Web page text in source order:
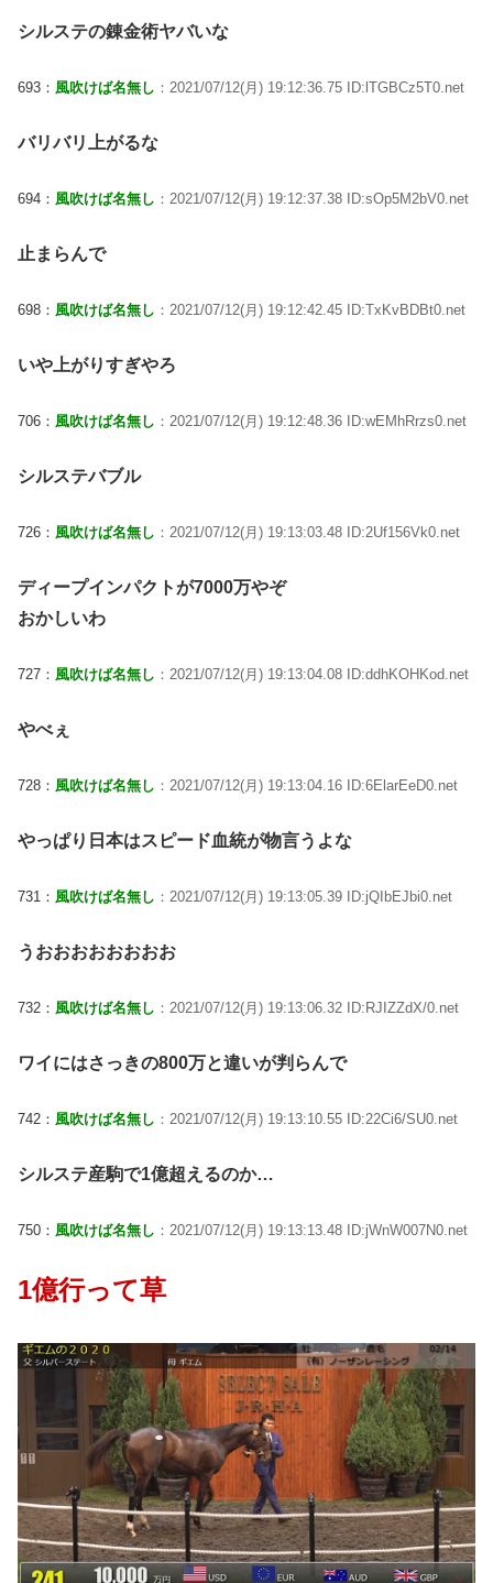
シルステの錬金術ヤバいな
693： 風吹けば名無し ：2021/07/12(月) 19:12:36.75 ID:lTGBCz5T0.net
バリバリ上がるな
694： 風吹けば名無し ：2021/07/12(月) 19:12:37.38 ID:sOp5M2bV0.net
止まらんで
698： 風吹けば名無し ：2021/07/12(月) 19:12:42.45 ID:TxKvBDBt0.net
いや上がりすぎやろ
706： 風吹けば名無し ：2021/07/12(月) 19:12:48.36 ID:wEMhRrzs0.net
シルステバブル
726： 風吹けば名無し ：2021/07/12(月) 19:13:03.48 ID:2Uf156Vk0.net
ディープインパクトが7000万やぞ
おかしいわ
727： 風吹けば名無し ：2021/07/12(月) 19:13:04.08 ID:ddhKOHKod.net
やべぇ
728： 風吹けば名無し ：2021/07/12(月) 19:13:04.16 ID:6ElarEeD0.net
やっぱり日本はスピード血統が物言うよな
731： 風吹けば名無し ：2021/07/12(月) 19:13:05.39 ID:jQIbEJbi0.net
うおおおおおおおお
732： 風吹けば名無し ：2021/07/12(月) 19:13:06.32 ID:RJIZZdX/0.net
ワイにはさっきの800万と違いが判らんで
742： 風吹けば名無し ：2021/07/12(月) 19:13:10.55 ID:22Ci6/SU0.net
シルステ産駒で1億超えるのか…
750： 風吹けば名無し ：2021/07/12(月) 19:13:13.48 ID:jWnW007N0.net
1億行って草